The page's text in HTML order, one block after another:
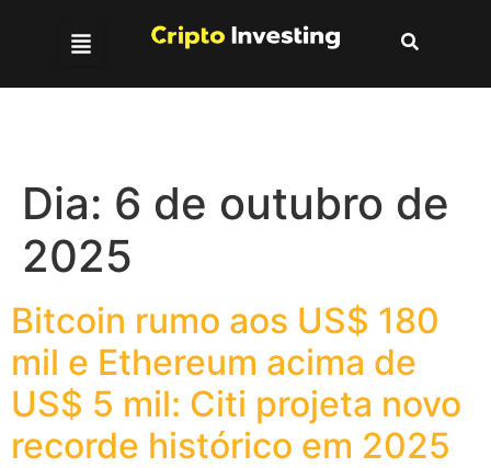
Dia: 6 de outubro de
2025
Bitcoin rumo aos US$ 180
mil e Ethereum acima de
US$ 5 mil: Citi projeta novo
recorde histórico em 2025